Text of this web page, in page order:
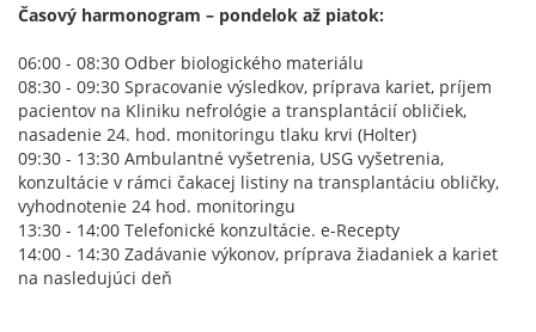
Časový harmonogram – pondelok až piatok:
06:00 - 08:30 Odber biologického materiálu
08:30 - 09:30 Spracovanie výsledkov, príprava kariet, príjem
pacientov na Kliniku nefrológie a transplantácií obličiek,
nasadenie 24. hod. monitoringu tlaku krvi (Holter)
09:30 - 13:30 Ambulantné vyšetrenia, USG vyšetrenia,
konzultácie v rámci čakacej listiny na transplantáciu obličky,
vyhodnotenie 24 hod. monitoringu
13:30 - 14:00 Telefonické konzultácie. e-Recepty
14:00 - 14:30 Zadávanie výkonov, príprava žiadaniek a kariet
na nasledujúci deň